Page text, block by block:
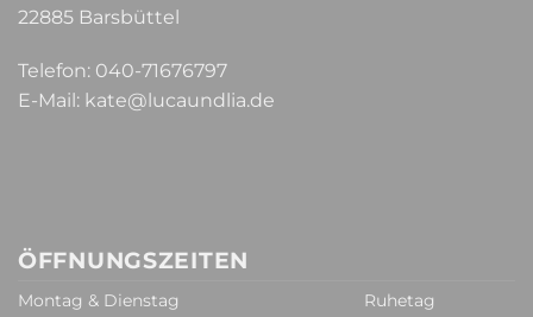
22885 Barsbüttel
Telefon: 040-71676797
E-Mail: kate@lucaundlia.de
ÖFFNUNGSZEITEN
Montag & Dienstag
Ruhetag